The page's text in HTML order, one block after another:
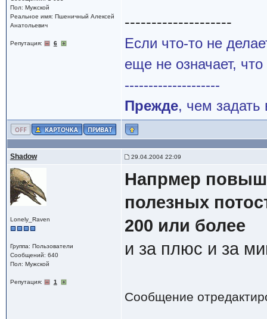
Пол: Мужской
Реальное имя: Пшеничный Алексей
Анатольевич
Репутация: 6
--------------------
Если что-то не
еще не означает,
--------------------
Прежде, чем задать
Shadow 29.04.2004 22:09
Lonely_Raven
Группа: Пользователи
Сообщений: 640
Пол: Мужской
Репутация: 1
Напрмер
полезных
200 или более
и за плюс и за
Сообщение